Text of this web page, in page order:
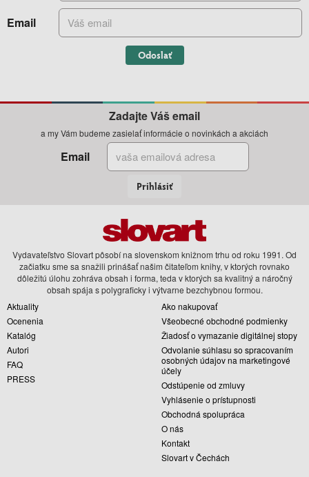
Email
Odoslať
Zadajte Váš email
a my Vám budeme zasielať informácie o novinkách a akciách
Email
Prihlásiť
Vydavateľstvo Slovart pôsobí na slovenskom knižnom trhu od roku 1991. Od
začiatku sme sa snažili prinášať našim čitateľom knihy, v ktorých rovnako
dôležitú úlohu zohráva obsah i forma, teda v ktorých sa kvalitný a náročný
obsah spája s polygraficky i výtvarne bezchybnou formou.
Aktuality
Ocenenia
Katalóg
Autori
FAQ
PRESS
Ako nakupovať
Všeobecné obchodné podmienky
Žiadosť o vymazanie digitálnej stopy
Odvolanie súhlasu so spracovaním
osobných údajov na marketingové
účely
Odstúpenie od zmluvy
Vyhlásenie o prístupnosti
Obchodná spolupráca
O nás
Kontakt
Slovart v Čechách